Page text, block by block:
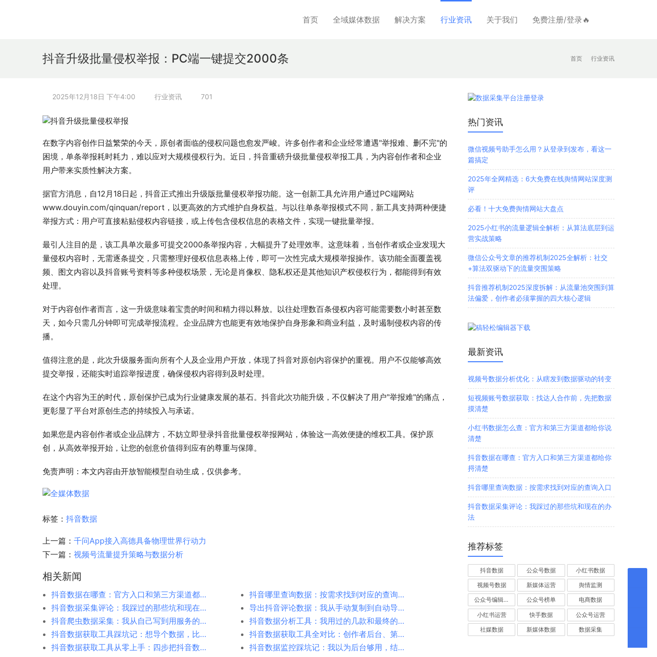
首页 全域媒体数据 解决方案 行业资讯 关于我们 免费注册/登录🔥
首页 行业资讯
抖音升级批量侵权举报：PC端一键提交2000条
2025年12月18日 下午4:00 行业资讯 701
在数字内容创作日益繁荣的今天，原创者面临的侵权问题也愈发严峻。许多创作者和企业经常遭遇"举报难、删不完"的
困境，单条举报耗时耗力，难以应对大规模侵权行为。近日，抖音重磅升级批量侵权举报工具，为内容创作者和企业
用户带来实质性解决方案。
据官方消息，自12月18日起，抖音正式推出升级版批量侵权举报功能。这一创新工具允许用户通过PC端网站
www.douyin.com/qinquan/report，以更高效的方式维护自身权益。与以往单条举报模式不同，新工具支持两种便捷
举报方式：用户可直接粘贴侵权内容链接，或上传包含侵权信息的表格文件，实现一键批量举报。
最引人注目的是，该工具单次最多可提交2000条举报内容，大幅提升了处理效率。这意味着，当创作者或企业发现大
量侵权内容时，无需逐条提交，只需整理好侵权信息表格上传，即可一次性完成大规模举报操作。该功能全面覆盖视
频、图文内容以及抖音账号资料等多种侵权场景，无论是肖像权、隐私权还是其他知识产权侵权行为，都能得到有效
处理。
对于内容创作者而言，这一升级意味着宝贵的时间和精力得以释放。以往处理数百条侵权内容可能需要数小时甚至数
天，如今只需几分钟即可完成举报流程。企业品牌方也能更有效地保护自身形象和商业利益，及时遏制侵权内容的传
播。
值得注意的是，此次升级服务面向所有个人及企业用户开放，体现了抖音对原创内容保护的重视。用户不仅能够高效
提交举报，还能实时追踪举报进度，确保侵权内容得到及时处理。
在这个内容为王的时代，原创保护已成为行业健康发展的基石。抖音此次功能升级，不仅解决了用户"举报难"的痛点，
更彰显了平台对原创生态的持续投入与承诺。
如果您是内容创作者或企业品牌方，不妨立即登录抖音批量侵权举报网站，体验这一高效便捷的维权工具。保护原
创，从高效举报开始，让您的创意价值得到应有的尊重与保障。
免责声明：本文内容由开放智能模型自动生成，仅供参考。
标签： 抖音数据
上一篇： 千问App接入高德具备物理世界行动力
下一篇： 视频号流量提升策略与数据分析
相关新闻
抖音数据在哪查：官方入口和第三方渠道都给你捋清楚
抖音哪里查询数据：按需求找到对应的查询入口
抖音数据采集评论：我踩过的那些坑和现在的办法
导出抖音评论数据：我从手动复制到自动导出走过的弯路
抖音爬虫数据采集：我从自己写到用服务的完整经历
抖音数据分析工具：我用过的几款和最终的选择
抖音数据获取工具踩坑记：想导个数据，比想象中折腾多了
抖音数据获取工具全对比：创作者后台、第三方导出工具、极致了数据
抖音数据获取工具从零上手：四步把抖音数据握在自己手里
抖音数据监控踩坑记：我以为后台够用，结果根本不是那么回事
热门资讯
微信视频号助手怎么用？从登录到发布，看这一
篇搞定
2025年全网精选：6大免费在线舆情网站深度测
评
必看！十大免费舆情网站大盘点
2025小红书的流量逻辑全解析：从算法底层到运
营实战策略
微信公众号文章的推荐机制2025全解析：社交
+算法双驱动下的流量突围策略
抖音推荐机制2025深度拆解：从流量池突围到算
法偏爱，创作者必须掌握的四大核心逻辑
最新资讯
视频号数据分析优化：从瞎发到数据驱动的转变
短视频账号数据获取：找达人合作前，先把数据
摸清楚
小红书数据怎么查：官方和第三方渠道都给你说
清楚
抖音数据在哪查：官方入口和第三方渠道都给你
捋清楚
抖音哪里查询数据：按需求找到对应的查询入口
抖音数据采集评论：我踩过的那些坑和现在的办
法
推荐标签
抖音数据 公众号数据 小红书数据
视频号数据 新媒体运营 舆情监测
公众号编辑器 公众号榜单 电商数据
小红书运营 快手数据 公众号运营
社媒数据 新媒体数据 数据采集